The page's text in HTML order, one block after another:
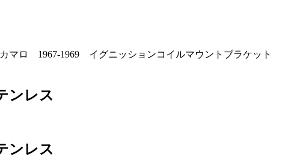
マロ 1967-1969 イグニッションコイルマウントブラケット
ンレス
ンレス